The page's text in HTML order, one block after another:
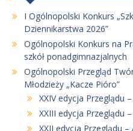
I Ogólnopolski Konkurs
Dziennikarstwa 2026”
Ogólnopolski Konkurs na
szkół ponadgimnazjalnych
Ogólnopolski Przegląd
Młodzieży „Kacze Pióro”
XXIV edycja Przeglądu
XXIII edycja Przeglądu
XXII edycja Przeglądu